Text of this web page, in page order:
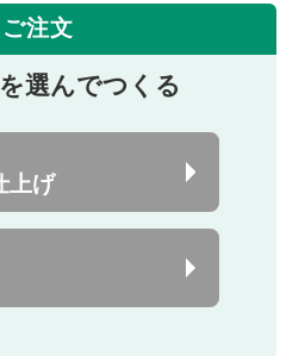
ご注文
選んでつくる
上げ